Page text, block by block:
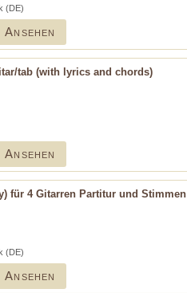
(DE)
Ansehen
tab (with lyrics and chords)
Ansehen
für 4 Gitarren Partitur und Stimmen
(DE)
Ansehen